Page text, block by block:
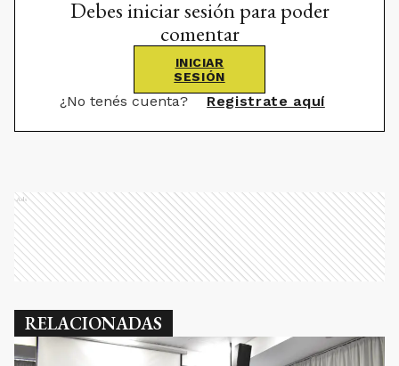
Debes iniciar sesión para poder
comentar
INICIAR
SESIÓN
¿No tenés cuenta? Registrate aquí
Ads
RELACIONADAS